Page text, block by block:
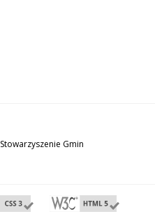
Stowarzyszenie Gmin